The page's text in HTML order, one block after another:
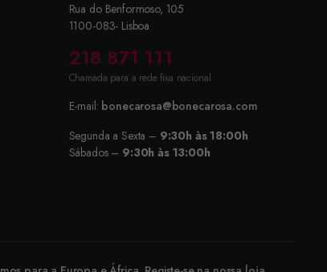
Rua do Benformoso, 105
1100-083- Lisboa
218 871 111
Chamada para a rede fixa nacional
E-mail: bonecarosa@bonecarosa.com
Segunda a Sexta – 9:30h às 18:00h
Sábados – 9:30h às 13:00h